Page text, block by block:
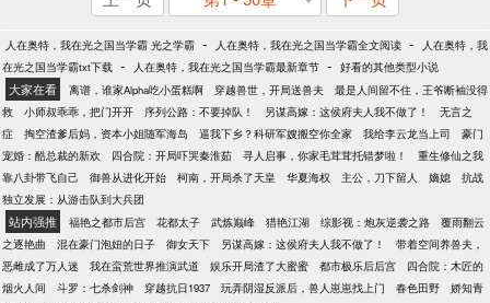
人在奥特，我在光之国当学霸 光之学霸 - 人在奥特，我在光之国当学霸全文阅读 -
人在奥特，我
在光之国当学霸txt下载 - 人在奥特，我在光之国当学霸最新章节 - 好看的其他类型小说
大家在看 离谱，谁家Alpha吃小蛋糕啊 穿越兽世，开局送兽夫
最是人间留不住，王爷断袖没得
救
小师叔乖乖，把门开开 序列公路：不要掉队！ 另谋高嫁：这侯府夫人我不做了！
无言之
症
掏空渣爹后妈，资本小姐随军海岛 逼我下乡？科研军嫂搬空你全家 我给李云龙当上司
豪门
宠婚：酷总裁的新欢
四合院：开局吓哭秦淮茹 寻人启事，你家毛茸茸托错梦啦！
重生修仙之我
靠八卦带飞自己
御兽从进化开始 柯南，开局杀了天皇 华夏海权 主公，刀下留人 嫡媳
抗战
独立发展：从游击队到大兵团
站内强推 福艳之都市后宫 花都太子 武炼巅峰 猎艳江湖 综影视：炮灰逆袭之路
覆雨翻云
之逐艳曲
混在豪门泡妞的日子 御女天下 另谋高嫁：这侯府夫人我不做了！
带着空间养兽夫，
恶雌成了万人迷
我在蛮荒世界推演武道 娱乐开局渣了大蜜蜜 都市极乐后后宫
四合院：木匠的
烟火人间
斗罗：七杀剑神 穿越抗日1937 玩弄阴湿反派后，兽人崽崽找上门 春色田野
娇知青